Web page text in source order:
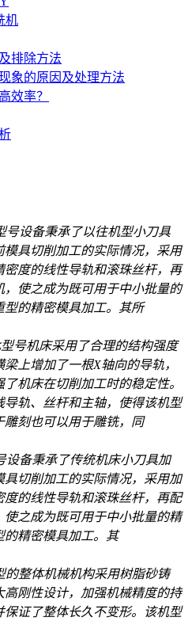
机
排除方法
象的原因及处理方法
效率？
号设备秉承了以往机型小刀具
具切削加工的实际情况，采用
度的线性导轨和滚珠丝杆，再
使之成为既可用于中小批量的
的精密模具加工。其所
型号机床采用了合理的结构强度
上增加了一根X轴向的导轨，
机床在切削加工时的稳定性。
轨、丝杆和主轴，使得该机型
刻也可以用于雕铣，同
设备秉承了传统机床小刀具加
切削加工的实际情况，采用加
的线性导轨和滚珠丝杆，再配
之成为既可用于中小批量的精
的精密模具加工。其
的整体机械机构采用树脂砂铸
刚性设计，加强机械精度的持
证了整体长久不变形。该机型